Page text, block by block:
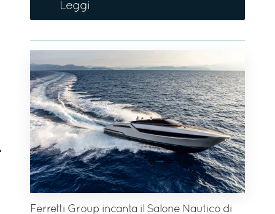
Leggi
Ferretti Group incanta il Salone Nautico di